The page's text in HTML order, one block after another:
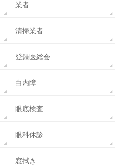
業者
清掃業者
登録医総会
白内障
眼底検査
眼科休診
窓拭き